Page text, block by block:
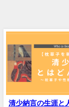
清少納言の生涯と